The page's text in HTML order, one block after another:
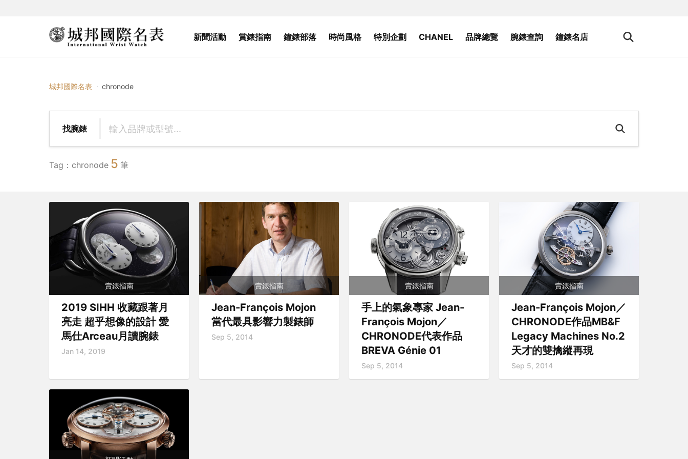
新聞活動 賞錶指南 鐘錶部落 時尚風格 特別企劃 CHANEL 品牌總覽 腕錶查詢 鐘錶名店
城邦國際名表 chronode
找腕錶
Tag：chronode 5 筆
賞錶指南
2019 SIHH 收藏跟著月
亮走 超乎想像的設計 愛
馬仕Arceau月讀腕錶
Jan 14, 2019
賞錶指南
Jean-François Mojon
當代最具影響力製錶師
Sep 5, 2014
賞錶指南
手上的氣象專家 Jean-
François Mojon／
CHRONODE代表作品
BREVA Génie 01
Sep 5, 2014
賞錶指南
Jean-François Mojon／
CHRONODE作品MB&F
Legacy Machines No.2
天才的雙擒縱再現
Sep 5, 2014